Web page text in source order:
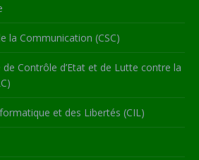
la Communication (CSC)
Contrôle d’Etat et de Lutte contre la
et des Libertés (CIL)